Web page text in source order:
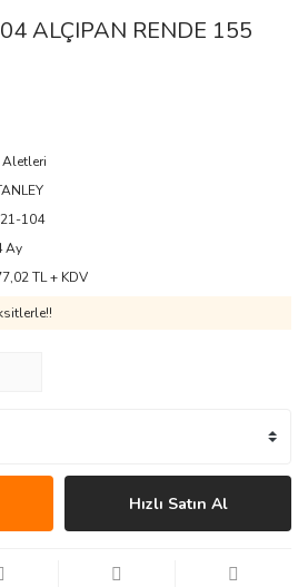
ALÇIPAN RENDE 155
Aletleri
104
Ay
TL + KDV
Hızlı Satın Al